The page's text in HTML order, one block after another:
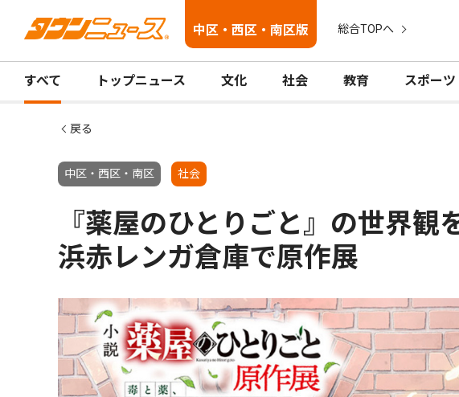
中区・西区・南区版 総合TOPへ
すべて トップニュース 文化 社会 教育 スポーツ
戻る
中区・西区・南区 社会
『薬屋のひとりごと』の世界
浜赤レンガ倉庫で原作展